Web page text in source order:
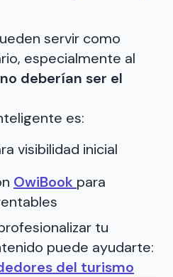
servir como
especialmente al
no deberían ser el
es:
visibilidad inicial
OwiBook para
tu
puede ayudarte:
del turismo